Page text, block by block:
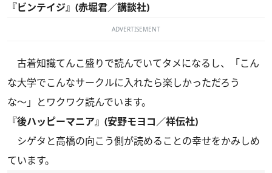
『ビンテイジ』(赤堀君／講談社)
ADVERTISEMENT
古着知識てんこ盛りで読んでいてタメになるし、「こん
な大学でこんなサークルに入れたら楽しかっただろう
な〜」とワクワク読んでいます。
『後ハッピーマニア』(安野モヨコ／祥伝社)
シゲタと高橋の向こう側が読めることの幸せをかみしめ
ています。